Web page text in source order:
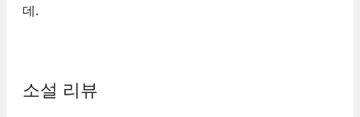
데.
소설 리뷰